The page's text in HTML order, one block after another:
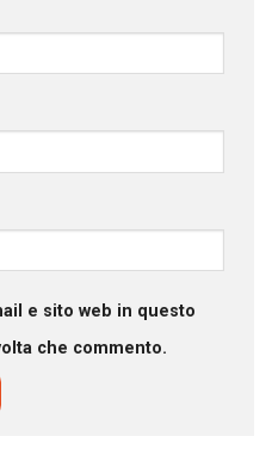
e sito web in questo
che commento.